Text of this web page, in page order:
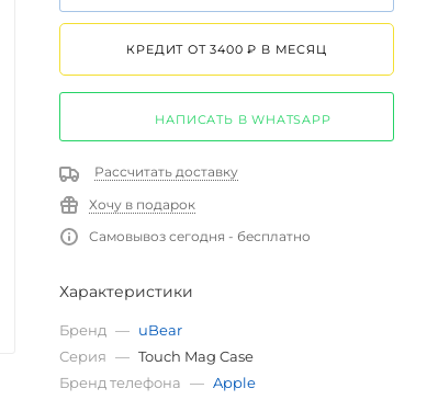
КРЕДИТ ОТ 3400 ₽ В МЕСЯЦ
НАПИСАТЬ В WHATSAPP
Рассчитать доставку
Хочу в подарок
Самовывоз сегодня - бесплатно
Характеристики
Бренд — uBear
Серия — Touch Mag Case
Бренд телефона — Apple